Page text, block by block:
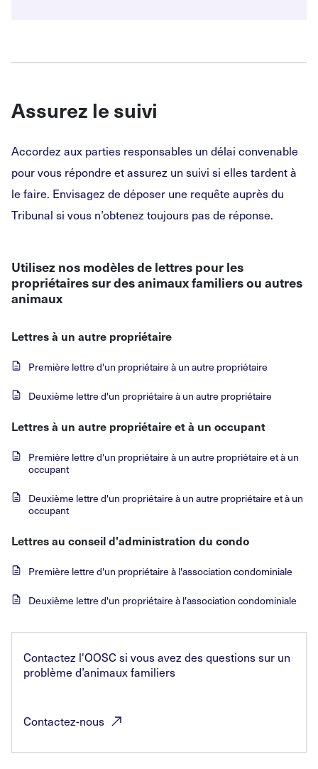
Assurez le suivi
Accordez aux parties responsables un délai convenable
pour vous répondre et assurez un suivi si elles tardent à
le faire. Envisagez de déposer une requête auprès du
Tribunal si vous n’obtenez toujours pas de réponse.
Utilisez nos modèles de lettres pour les
propriétaires sur des animaux familiers ou autres
animaux
Lettres à un autre propriétaire
Première lettre d'un propriétaire à un autre propriétaire
Deuxième lettre d'un propriétaire à un autre propriétaire
Lettres à un autre propriétaire et à un occupant
Première lettre d'un propriétaire à un autre propriétaire et à un
occupant
Deuxième lettre d'un propriétaire à un autre propriétaire et à un
occupant
Lettres au conseil d'administration du condo
Première lettre d'un propriétaire à l'association condominiale
Deuxième lettre d'un propriétaire à l'association condominiale
Contactez l'OOSC si vous avez des questions sur un
problème d’animaux familiers
Contactez-nous